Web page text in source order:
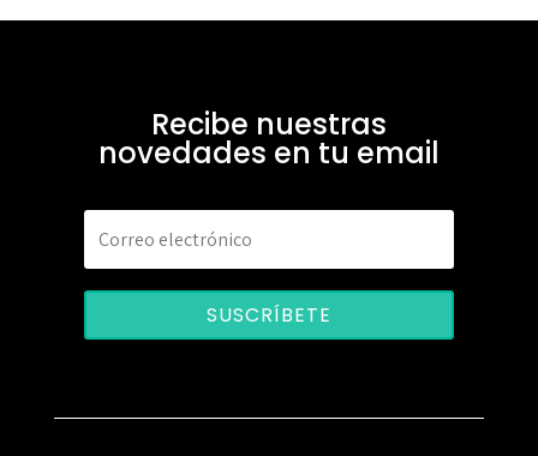
Recibe nuestras
novedades en tu email
SUSCRÍBETE